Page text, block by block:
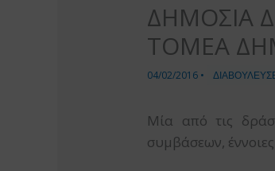
ΔΗΜΟΣΙΑ
ΤΟΜΕΑ
04/02/2016 •
Μία από τις
συμβάσεων,